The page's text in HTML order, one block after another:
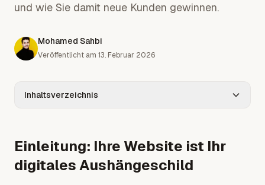
und wie Sie damit neue Kunden gewinnen.
Mohamed Sahbi
Veröffentlicht am 13. Februar 2026
Inhaltsverzeichnis
Einleitung: Ihre Website ist Ihr
digitales Aushängeschild